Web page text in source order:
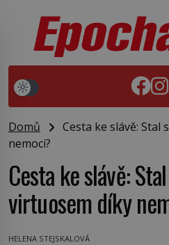
Domů
Cesta ke slávě: Stal
nemoci?
Cesta ke slávě:
virtuosem díky
HELENA STEJSKALOVÁ